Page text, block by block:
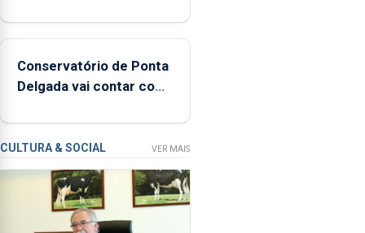
inspeções
relacionadas
a
apanha
ilegal
Conservatório de Ponta
Delgada vai contar com
CULTURA & SOCIAL VER MAIS